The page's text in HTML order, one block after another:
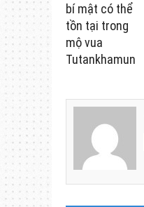
bí mật có thể
tồn tại trong
mộ vua
Tutankhamun